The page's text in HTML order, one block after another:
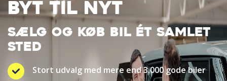
BYT TIL NYT
SÆLG OG KØB BIL ÉT SAMLET
STED
Stort udvalg med mere end 3.000 gode biler